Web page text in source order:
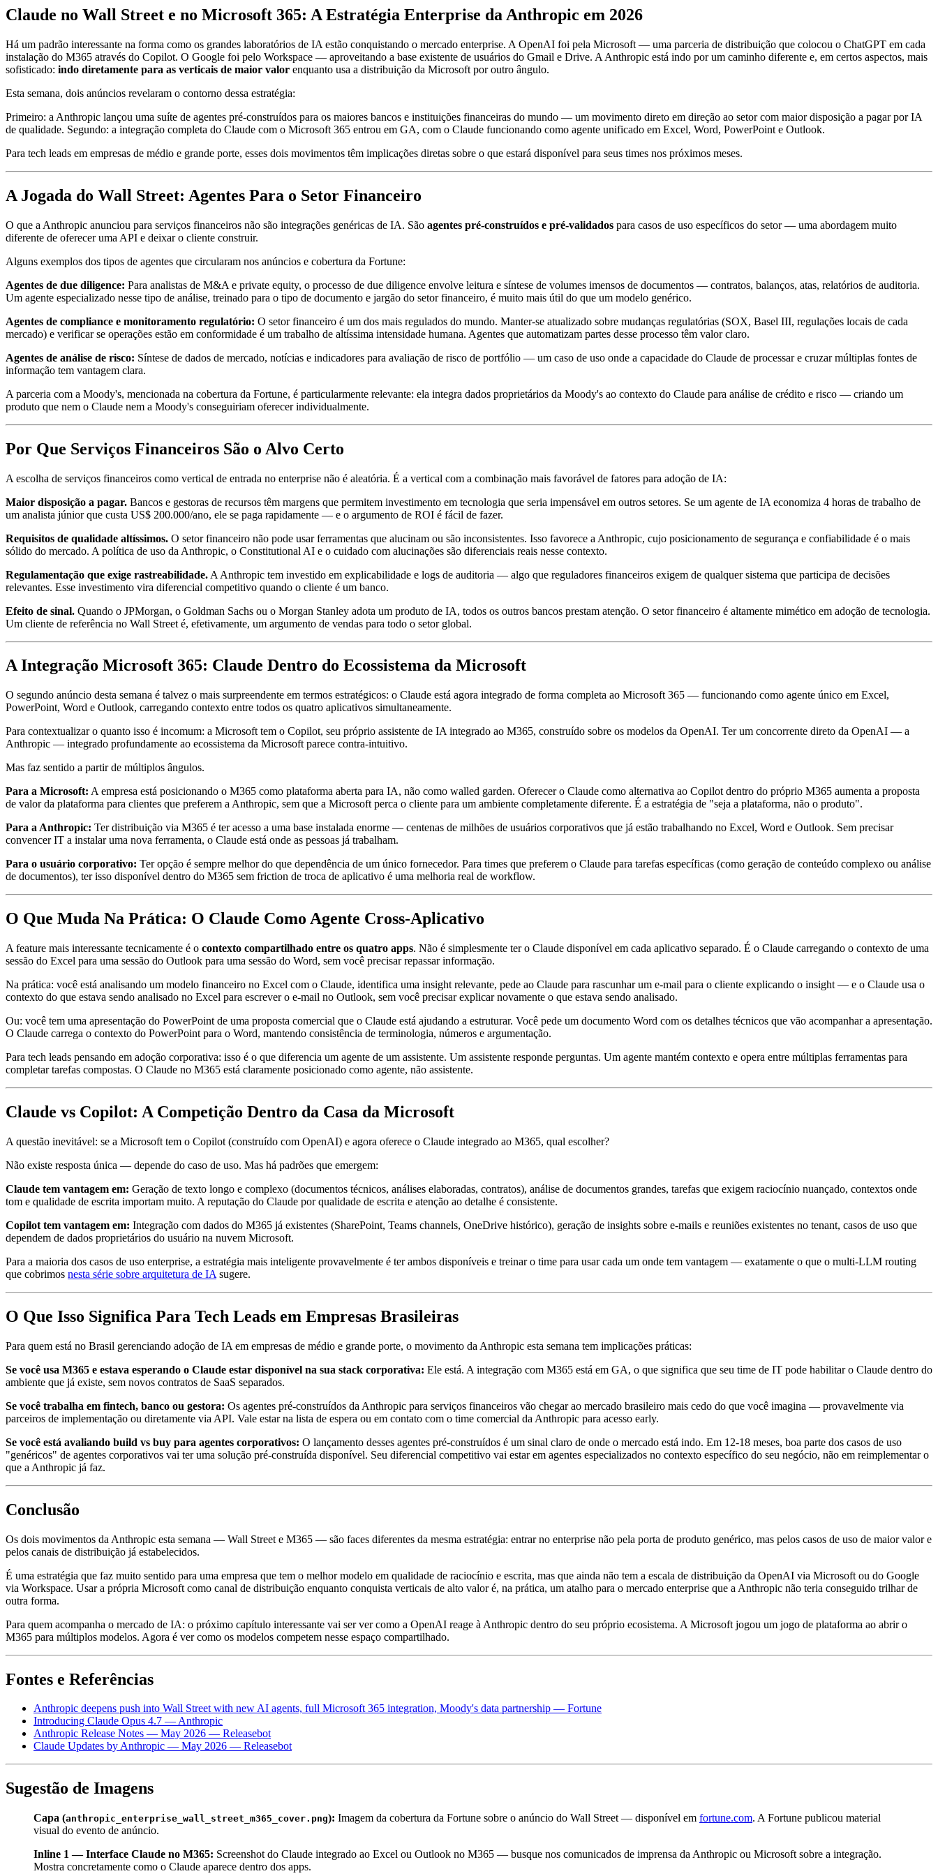
Claude no Wall Street e no Microsoft 365: A Estratégia Enterprise da Anthropic em 2026
Há um padrão interessante na forma como os grandes laboratórios de IA estão conquistando o mercado enterprise. A OpenAI foi pela Microsoft — uma parceria de distribuição que colocou o ChatGPT em cada
instalação do M365 através do Copilot. O Google foi pelo Workspace — aproveitando a base existente de usuários do Gmail e Drive. A Anthropic está indo por um caminho diferente e, em certos aspectos, mais
sofisticado: indo diretamente para as verticais de maior valor enquanto usa a distribuição da Microsoft por outro ângulo.
Esta semana, dois anúncios revelaram o contorno dessa estratégia:
Primeiro: a Anthropic lançou uma suíte de agentes pré-construídos para os maiores bancos e instituições financeiras do mundo — um movimento direto em direção ao setor com maior disposição a pagar por IA
de qualidade. Segundo: a integração completa do Claude com o Microsoft 365 entrou em GA, com o Claude funcionando como agente unificado em Excel, Word, PowerPoint e Outlook.
Para tech leads em empresas de médio e grande porte, esses dois movimentos têm implicações diretas sobre o que estará disponível para seus times nos próximos meses.
A Jogada do Wall Street: Agentes Para o Setor Financeiro
O que a Anthropic anunciou para serviços financeiros não são integrações genéricas de IA. São agentes pré-construídos e pré-validados para casos de uso específicos do setor — uma abordagem muito
diferente de oferecer uma API e deixar o cliente construir.
Alguns exemplos dos tipos de agentes que circularam nos anúncios e cobertura da Fortune:
Agentes de due diligence: Para analistas de M&A e private equity, o processo de due diligence envolve leitura e síntese de volumes imensos de documentos — contratos, balanços, atas, relatórios de auditoria.
Um agente especializado nesse tipo de análise, treinado para o tipo de documento e jargão do setor financeiro, é muito mais útil do que um modelo genérico.
Agentes de compliance e monitoramento regulatório: O setor financeiro é um dos mais regulados do mundo. Manter-se atualizado sobre mudanças regulatórias (SOX, Basel III, regulações locais de cada
mercado) e verificar se operações estão em conformidade é um trabalho de altíssima intensidade humana. Agentes que automatizam partes desse processo têm valor claro.
Agentes de análise de risco: Síntese de dados de mercado, notícias e indicadores para avaliação de risco de portfólio — um caso de uso onde a capacidade do Claude de processar e cruzar múltiplas fontes de
informação tem vantagem clara.
A parceria com a Moody's, mencionada na cobertura da Fortune, é particularmente relevante: ela integra dados proprietários da Moody's ao contexto do Claude para análise de crédito e risco — criando um
produto que nem o Claude nem a Moody's conseguiriam oferecer individualmente.
Por Que Serviços Financeiros São o Alvo Certo
A escolha de serviços financeiros como vertical de entrada no enterprise não é aleatória. É a vertical com a combinação mais favorável de fatores para adoção de IA:
Maior disposição a pagar. Bancos e gestoras de recursos têm margens que permitem investimento em tecnologia que seria impensável em outros setores. Se um agente de IA economiza 4 horas de trabalho de
um analista júnior que custa US$ 200.000/ano, ele se paga rapidamente — e o argumento de ROI é fácil de fazer.
Requisitos de qualidade altíssimos. O setor financeiro não pode usar ferramentas que alucinam ou são inconsistentes. Isso favorece a Anthropic, cujo posicionamento de segurança e confiabilidade é o mais
sólido do mercado. A política de uso da Anthropic, o Constitutional AI e o cuidado com alucinações são diferenciais reais nesse contexto.
Regulamentação que exige rastreabilidade. A Anthropic tem investido em explicabilidade e logs de auditoria — algo que reguladores financeiros exigem de qualquer sistema que participa de decisões
relevantes. Esse investimento vira diferencial competitivo quando o cliente é um banco.
Efeito de sinal. Quando o JPMorgan, o Goldman Sachs ou o Morgan Stanley adota um produto de IA, todos os outros bancos prestam atenção. O setor financeiro é altamente mimético em adoção de tecnologia.
Um cliente de referência no Wall Street é, efetivamente, um argumento de vendas para todo o setor global.
A Integração Microsoft 365: Claude Dentro do Ecossistema da Microsoft
O segundo anúncio desta semana é talvez o mais surpreendente em termos estratégicos: o Claude está agora integrado de forma completa ao Microsoft 365 — funcionando como agente único em Excel,
PowerPoint, Word e Outlook, carregando contexto entre todos os quatro aplicativos simultaneamente.
Para contextualizar o quanto isso é incomum: a Microsoft tem o Copilot, seu próprio assistente de IA integrado ao M365, construído sobre os modelos da OpenAI. Ter um concorrente direto da OpenAI — a
Anthropic — integrado profundamente ao ecossistema da Microsoft parece contra-intuitivo.
Mas faz sentido a partir de múltiplos ângulos.
Para a Microsoft: A empresa está posicionando o M365 como plataforma aberta para IA, não como walled garden. Oferecer o Claude como alternativa ao Copilot dentro do próprio M365 aumenta a proposta
de valor da plataforma para clientes que preferem a Anthropic, sem que a Microsoft perca o cliente para um ambiente completamente diferente. É a estratégia de "seja a plataforma, não o produto".
Para a Anthropic: Ter distribuição via M365 é ter acesso a uma base instalada enorme — centenas de milhões de usuários corporativos que já estão trabalhando no Excel, Word e Outlook. Sem precisar
convencer IT a instalar uma nova ferramenta, o Claude está onde as pessoas já trabalham.
Para o usuário corporativo: Ter opção é sempre melhor do que dependência de um único fornecedor. Para times que preferem o Claude para tarefas específicas (como geração de conteúdo complexo ou análise
de documentos), ter isso disponível dentro do M365 sem friction de troca de aplicativo é uma melhoria real de workflow.
O Que Muda Na Prática: O Claude Como Agente Cross-Aplicativo
A feature mais interessante tecnicamente é o contexto compartilhado entre os quatro apps. Não é simplesmente ter o Claude disponível em cada aplicativo separado. É o Claude carregando o contexto de uma
sessão do Excel para uma sessão do Outlook para uma sessão do Word, sem você precisar repassar informação.
Na prática: você está analisando um modelo financeiro no Excel com o Claude, identifica uma insight relevante, pede ao Claude para rascunhar um e-mail para o cliente explicando o insight — e o Claude usa o
contexto do que estava sendo analisado no Excel para escrever o e-mail no Outlook, sem você precisar explicar novamente o que estava sendo analisado.
Ou: você tem uma apresentação do PowerPoint de uma proposta comercial que o Claude está ajudando a estruturar. Você pede um documento Word com os detalhes técnicos que vão acompanhar a apresentação.
O Claude carrega o contexto do PowerPoint para o Word, mantendo consistência de terminologia, números e argumentação.
Para tech leads pensando em adoção corporativa: isso é o que diferencia um agente de um assistente. Um assistente responde perguntas. Um agente mantém contexto e opera entre múltiplas ferramentas para
completar tarefas compostas. O Claude no M365 está claramente posicionado como agente, não assistente.
Claude vs Copilot: A Competição Dentro da Casa da Microsoft
A questão inevitável: se a Microsoft tem o Copilot (construído com OpenAI) e agora oferece o Claude integrado ao M365, qual escolher?
Não existe resposta única — depende do caso de uso. Mas há padrões que emergem:
Claude tem vantagem em: Geração de texto longo e complexo (documentos técnicos, análises elaboradas, contratos), análise de documentos grandes, tarefas que exigem raciocínio nuançado, contextos onde
tom e qualidade de escrita importam muito. A reputação do Claude por qualidade de escrita e atenção ao detalhe é consistente.
Copilot tem vantagem em: Integração com dados do M365 já existentes (SharePoint, Teams channels, OneDrive histórico), geração de insights sobre e-mails e reuniões existentes no tenant, casos de uso que
dependem de dados proprietários do usuário na nuvem Microsoft.
Para a maioria dos casos de uso enterprise, a estratégia mais inteligente provavelmente é ter ambos disponíveis e treinar o time para usar cada um onde tem vantagem — exatamente o que o multi-LLM routing
que cobrimos nesta série sobre arquitetura de IA sugere.
O Que Isso Significa Para Tech Leads em Empresas Brasileiras
Para quem está no Brasil gerenciando adoção de IA em empresas de médio e grande porte, o movimento da Anthropic esta semana tem implicações práticas:
Se você usa M365 e estava esperando o Claude estar disponível na sua stack corporativa: Ele está. A integração com M365 está em GA, o que significa que seu time de IT pode habilitar o Claude dentro do
ambiente que já existe, sem novos contratos de SaaS separados.
Se você trabalha em fintech, banco ou gestora: Os agentes pré-construídos da Anthropic para serviços financeiros vão chegar ao mercado brasileiro mais cedo do que você imagina — provavelmente via
parceiros de implementação ou diretamente via API. Vale estar na lista de espera ou em contato com o time comercial da Anthropic para acesso early.
Se você está avaliando build vs buy para agentes corporativos: O lançamento desses agentes pré-construídos é um sinal claro de onde o mercado está indo. Em 12-18 meses, boa parte dos casos de uso
"genéricos" de agentes corporativos vai ter uma solução pré-construída disponível. Seu diferencial competitivo vai estar em agentes especializados no contexto específico do seu negócio, não em reimplementar o
que a Anthropic já faz.
Conclusão
Os dois movimentos da Anthropic esta semana — Wall Street e M365 — são faces diferentes da mesma estratégia: entrar no enterprise não pela porta de produto genérico, mas pelos casos de uso de maior valor e
pelos canais de distribuição já estabelecidos.
É uma estratégia que faz muito sentido para uma empresa que tem o melhor modelo em qualidade de raciocínio e escrita, mas que ainda não tem a escala de distribuição da OpenAI via Microsoft ou do Google
via Workspace. Usar a própria Microsoft como canal de distribuição enquanto conquista verticais de alto valor é, na prática, um atalho para o mercado enterprise que a Anthropic não teria conseguido trilhar de
outra forma.
Para quem acompanha o mercado de IA: o próximo capítulo interessante vai ser ver como a OpenAI reage à Anthropic dentro do seu próprio ecosistema. A Microsoft jogou um jogo de plataforma ao abrir o
M365 para múltiplos modelos. Agora é ver como os modelos competem nesse espaço compartilhado.
Fontes e Referências
Anthropic deepens push into Wall Street with new AI agents, full Microsoft 365 integration, Moody's data partnership — Fortune
Introducing Claude Opus 4.7 — Anthropic
Anthropic Release Notes — May 2026 — Releasebot
Claude Updates by Anthropic — May 2026 — Releasebot
Sugestão de Imagens
Capa (anthropic_enterprise_wall_street_m365_cover.png): Imagem da cobertura da Fortune sobre o anúncio do Wall Street — disponível em fortune.com. A Fortune publicou material
visual do evento de anúncio.
Inline 1 — Interface Claude no M365: Screenshot do Claude integrado ao Excel ou Outlook no M365 — busque nos comunicados de imprensa da Anthropic ou Microsoft sobre a integração.
Mostra concretamente como o Claude aparece dentro dos apps.